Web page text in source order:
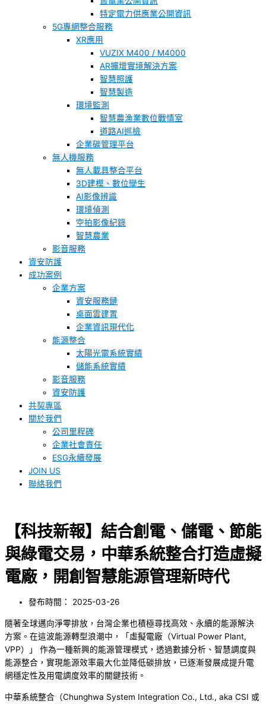
特定電力供應業公開資訊
5G專網整合服務
XR應用
VUZIX M400 / M4000
AR擴增實境解決方案
智慧照護
智慧製造
環境監測
智慧農漁業數位戰情室
道路AI巡檢
企業碳管理平台
無人機服務
無人載具整合平台
3D建模、數位孿生
AI影像辨識
環境偵測
空拍影像紀錄
智慧農業
影音服務
資安防護
成功案例
企業方案
資安服務鏈
桌面雲建置
企業資訊現代化
能源整合
太陽光電系統實績
儲能系統實績
影音服務
資安防護
共契專區
關於我們
公司里程碑
企業社會責任
ESG永續發展
JOIN US
聯絡我們
【科技新報】結合創電、儲電、節能
與綠電交易，中華系統整合打造虛擬
電廠，開創智慧能源管理新時代
發布時間： 2025-03-26
隨著全球邁向淨零排放，台灣企業也積極尋找高效、永續的能源解決
方案。在這波能源轉型浪潮中，「虛擬電廠（Virtual Power Plant,
VPP）」 作為一種新興的能源管理模式，透過數據分析、智慧調度與
能源整合，實現能源效率最大化並降低碳排放，已逐漸發展成提升電
網穩定性及用電調度效率的關鍵技術。
中華系統整合（Chunghwa System Integration Co., Ltd., aka CSI 或